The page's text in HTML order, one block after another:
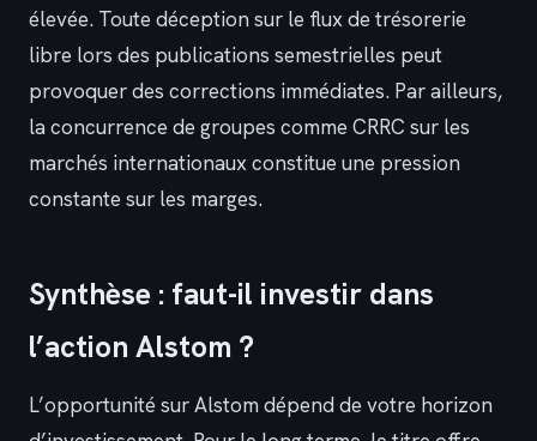
élevée. Toute déception sur le flux de trésorerie
libre lors des publications semestrielles peut
provoquer des corrections immédiates. Par ailleurs,
la concurrence de groupes comme CRRC sur les
marchés internationaux constitue une pression
constante sur les marges.
Synthèse : faut-il investir dans
l’action Alstom ?
L’opportunité sur Alstom dépend de votre horizon